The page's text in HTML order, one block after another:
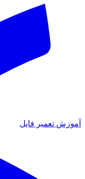
آموزش تعمیر فایل